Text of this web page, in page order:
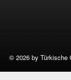
© 2026 by Türkische